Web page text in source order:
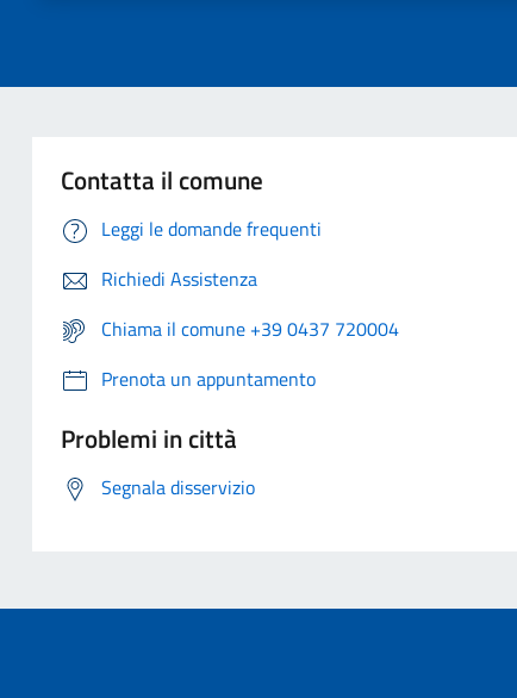
Contatta il comune
Leggi le domande frequenti
Richiedi Assistenza
Chiama il comune +39 0437 720004
Prenota un appuntamento
Problemi in città
Segnala disservizio